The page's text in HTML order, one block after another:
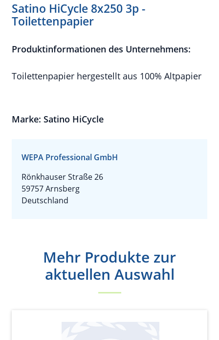
Satino HiCycle 8x250 3p -
Toilettenpapier
Produktinformationen des Unternehmens:
Toilettenpapier hergestellt aus 100% Altpapier
Marke: Satino HiCycle
WEPA Professional GmbH
Rönkhauser Straße 26
59757 Arnsberg
Deutschland
Mehr Produkte zur
aktuellen Auswahl